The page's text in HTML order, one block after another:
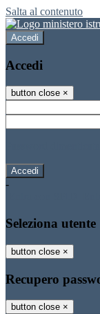
Salta al contenuto
Accedi
Accedi
button close ×
-
Seleziona utente
button close ×
Recupero
button close ×